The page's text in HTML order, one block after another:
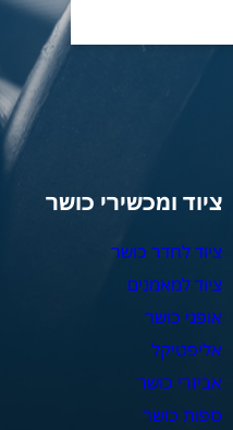
ציוד ומכשירי כושר
ציוד לחדר כושר
ציוד למאמנים
אופני כושר
אליפטיקל
אביזרי כושר
ספות כושר